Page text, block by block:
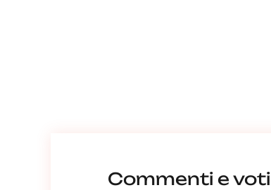
Commenti e voti